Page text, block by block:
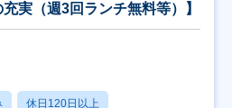
実（週3回ランチ無料等）】
休日120日以上